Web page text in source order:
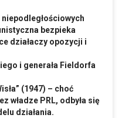
bezpieka
działaczy opozycji i
i generała Fieldorfa
(1947) – choć
władze PRL, odbyła się
działania.